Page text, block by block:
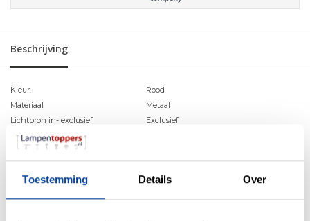
Toestemming Details Over
Beschrijving
Kleur
Rood
Materiaal
Metaal
Lichtbron in- exclusief
Exclusief
Fitting
Aantal lichtpunten
Voetplaat doorsnee
22 cm
Product diepte